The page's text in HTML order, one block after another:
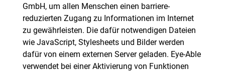
GmbH, um allen Menschen einen barriere-
reduzierten Zugang zu Informationen im Internet
zu gewährleisten. Die dafür notwendigen Dateien
wie JavaScript, Stylesheets und Bilder werden
dafür von einem externen Server geladen. Eye-Able
verwendet bei einer Aktivierung von Funktionen